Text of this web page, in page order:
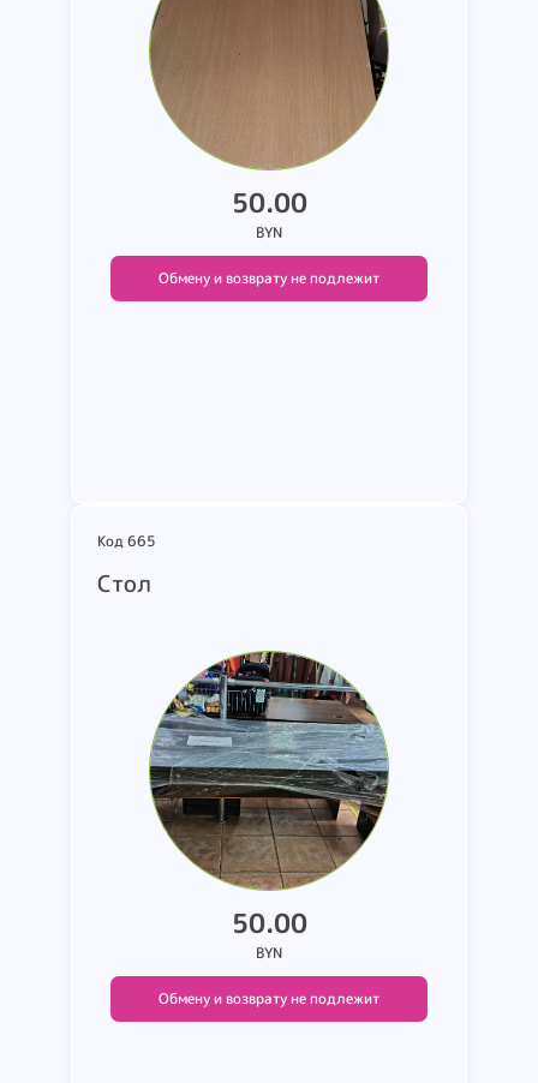
50.00
BYN
Обмену и возврату не подлежит
Код 665
Стол
50.00
BYN
Обмену и возврату не подлежит